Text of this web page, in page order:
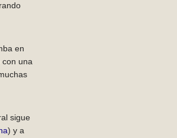
en
una
sigue
) y a